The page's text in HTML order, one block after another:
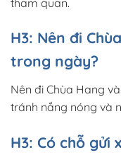
H3: Nên đi
trong ngày?
Nên đi Chùa Hang
tránh nắng nóng và
H3: Có chỗ gửi